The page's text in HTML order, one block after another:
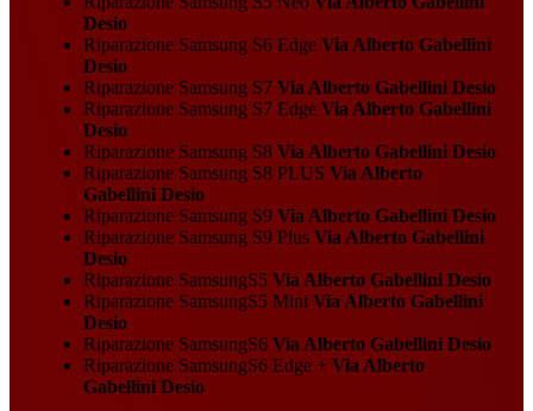
Desio
Riparazione Samsung S6 EdgeVia Alberto Gabellini
Desio
Riparazione Samsung S7Via Alberto Gabellini Desio
Riparazione Samsung S7 EdgeVia Alberto Gabellini
Desio
Riparazione Samsung S8Via Alberto Gabellini Desio
Riparazione Samsung S8 PLUS Via Alberto
Gabellini Desio
Riparazione Samsung S9Via Alberto Gabellini Desio
Riparazione Samsung S9 PlusVia Alberto Gabellini
Desio
Riparazione SamsungS5Via Alberto Gabellini Desio
Riparazione SamsungS5 Mini Via Alberto Gabellini
Desio
Riparazione SamsungS6Via Alberto Gabellini Desio
Riparazione SamsungS6 Edge + Via Alberto
Gabellini Desio